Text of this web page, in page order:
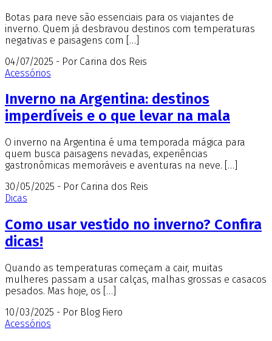
Botas para neve são essenciais para os viajantes de
inverno. Quem já desbravou destinos com temperaturas
negativas e paisagens com […]
04/07/2025 - Por Carina dos Reis
Acessórios
Inverno na Argentina: destinos
imperdíveis e o que levar na mala
O inverno na Argentina é uma temporada mágica para
quem busca paisagens nevadas, experiências
gastronômicas memoráveis e aventuras na neve. […]
30/05/2025 - Por Carina dos Reis
Dicas
Como usar vestido no inverno? Confira
dicas!
Quando as temperaturas começam a cair, muitas
mulheres passam a usar calças, malhas grossas e casacos
pesados. Mas hoje, os […]
10/03/2025 - Por Blog Fiero
Acessórios